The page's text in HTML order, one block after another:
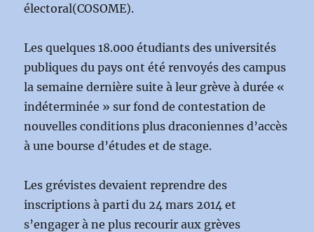
électoral(COSOME).
Les quelques 18.000 étudiants des universités
publiques du pays ont été renvoyés des campus
la semaine dernière suite à leur grève à durée «
indéterminée » sur fond de contestation de
nouvelles conditions plus draconiennes d’accès
à une bourse d’études et de stage.
Les grévistes devaient reprendre des
inscriptions à parti du 24 mars 2014 et
s’engager à ne plus recourir aux grèves